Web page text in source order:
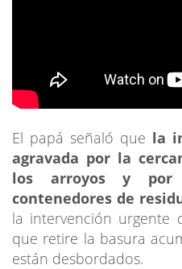
El papá señaló que la
agravada por la
los arroyos y
contenedores de
la intervención urgente
que retire la basura
están desbordados.